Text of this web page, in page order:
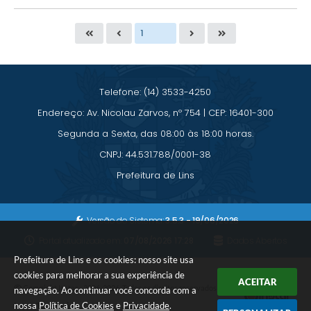
Prefeitura de Lins e os cookies: nosso site usa
cookies para melhorar a sua experiência de
navegação. Ao continuar você concorda com a
nossa Política de Cookies e Privacidade.
ACEITAR
Telefone: (14) 3533-4250
Endereço: Av. Nicolau Zarvos, nº 754 | CEP: 16401-300
Segunda a Sexta, das 08:00 às 18:00 horas.
CNPJ: 44.531.788/0001-38
Prefeitura de Lins
Versão do Sistema:3.5.3 - 19/06/2026
Copyright Instar - 2006-2026. Todos os direitos reservados -
Instar Tecnologia